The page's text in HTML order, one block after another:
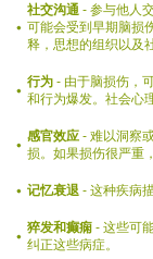
社交沟通 - 参与他人
可能会受到早期脑损
释，思想的组织以及
行为 - 由于脑损伤，
和行为爆发。社会心
感官效应 - 难以洞察
损。如果损伤很严重
记忆衰退 - 这种疾病
猝发和癫痫 - 这些可
纠正这些病症。